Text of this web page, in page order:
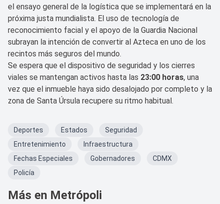
el ensayo general de la logística que se implementará en la
próxima justa mundialista. El uso de tecnología de
reconocimiento facial y el apoyo de la Guardia Nacional
subrayan la intención de convertir al Azteca en uno de los
recintos más seguros del mundo.
Se espera que el dispositivo de seguridad y los cierres
viales se mantengan activos hasta las 23:00 horas, una
vez que el inmueble haya sido desalojado por completo y la
zona de Santa Úrsula recupere su ritmo habitual.
Deportes Estados
Seguridad
Entretenimiento
Infraestructura
Fechas Especiales
Gobernadores
CDMX
Policía
Más en Metrópoli